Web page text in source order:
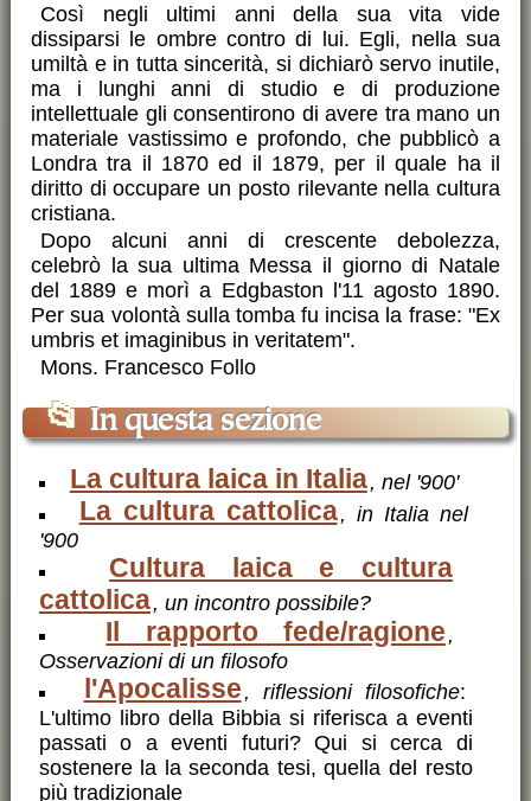
Così negli ultimi anni della sua vita vide
dissiparsi le ombre contro di lui. Egli, nella sua
umiltà e in tutta sincerità, si dichiarò servo inutile,
ma i lunghi anni di studio e di produzione
intellettuale gli consentirono di avere tra mano un
materiale vastissimo e profondo, che pubblicò a
Londra tra il 1870 ed il 1879, per il quale ha il
diritto di occupare un posto rilevante nella cultura
cristiana.
Dopo alcuni anni di crescente debolezza,
celebrò la sua ultima Messa il giorno di Natale
del 1889 e morì a Edgbaston l'11 agosto 1890.
Per sua volontà sulla tomba fu incisa la frase: "Ex
umbris et imaginibus in veritatem".
Mons. Francesco Follo
📂 In questa sezione
La cultura laica in Italia, nel '900'
La cultura cattolica, in Italia nel
'900
Cultura laica e cultura
cattolica, un incontro possibile?
Il rapporto fede/ragione ,
Osservazioni di un filosofo
l'Apocalisse , riflessioni filosofiche:
L'ultimo libro della Bibbia si riferisca a eventi
passati o a eventi futuri? Qui si cerca di
sostenere la la seconda tesi, quella del resto
più tradizionale